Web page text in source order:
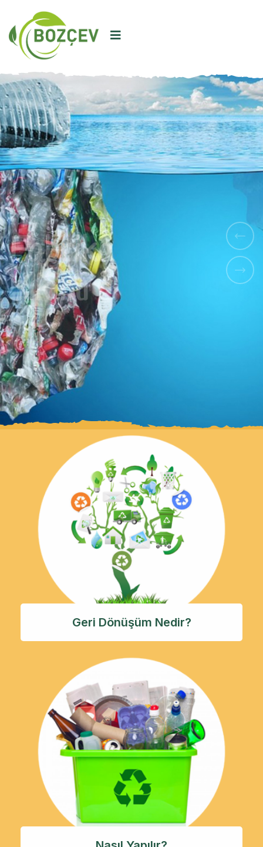
SINIRLI KAYNAKLAR SINIRSIZ TÜKETIM
Fabrika
Yıkımı
Geri Dönüşüm Nedir?